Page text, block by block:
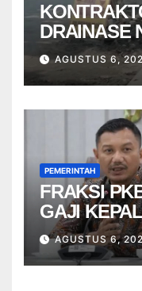
DRAINASE
DISANKSI
AGUSTUS 6,
PEMERINTAH
FRAKSI
GAJI
BERBASIS
AGUSTUS 6,